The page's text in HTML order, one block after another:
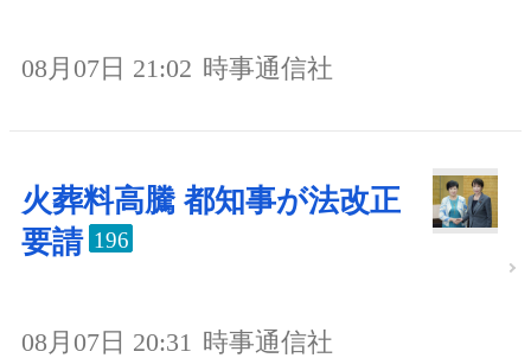
08月07日 21:02 時事通信社
火葬料高騰 都知事が法改正
要請 196
08月07日 20:31 時事通信社